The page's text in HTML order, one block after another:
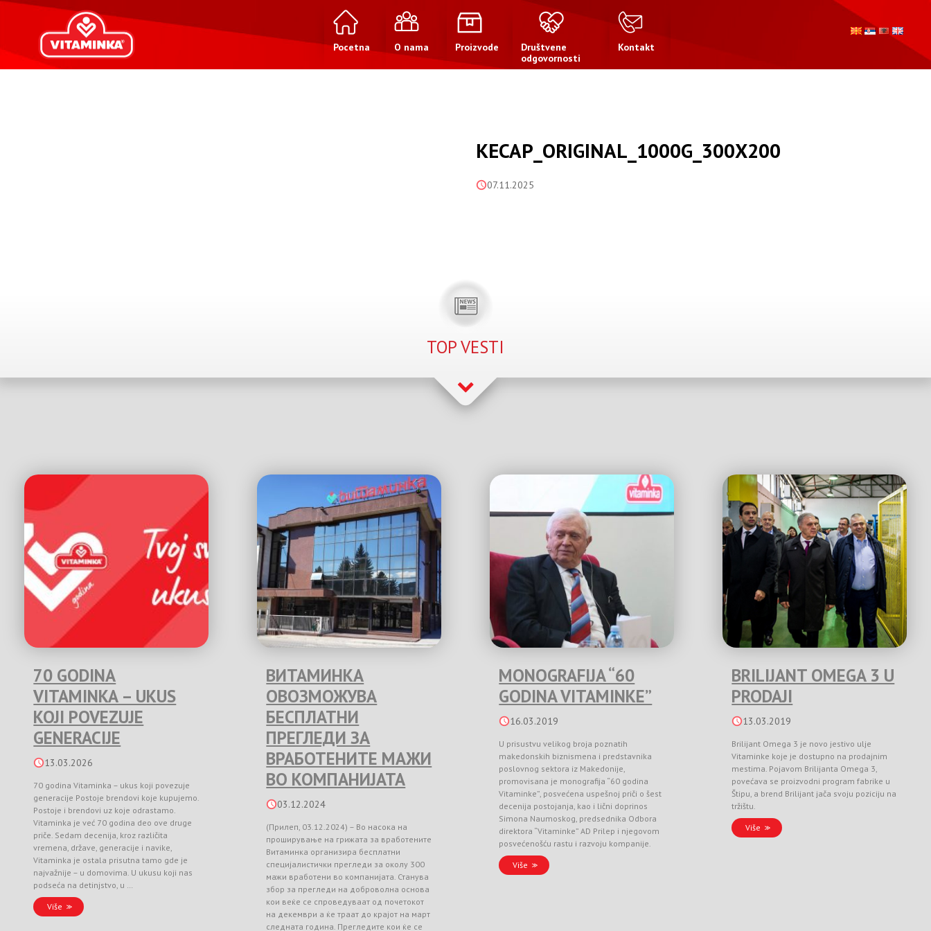
Pocetna O nama Proizvode
Društvene
odgovornosti
Kontakt
KECAP_ORIGINAL_1000G_300X200
07.11.2025
TOP VESTI
70 GODINA
VITAMINKA – UKUS
KOJI POVEZUJE
GENERACIJE
13.03.2026
70 godina Vitaminka – ukus koji povezuje
generacije Postoje brendovi koje kupujemo.
Postoje i brendovi uz koje odrastamo.
Vitaminka je već 70 godina deo ove druge
priče. Sedam decenija, kroz različita
vremena, države, generacije i navike,
Vitaminka je ostala prisutna tamo gde je
najvažnije – u domovima. U ukusu koji nas
podseća na detinjstvo, u …
Više
ВИТАМИНКА
ОВОЗМОЖУВА
БЕСПЛАТНИ
ПРЕГЛЕДИ ЗА
ВРАБОТЕНИТЕ МАЖИ
ВО КОМПАНИЈАТА
03.12.2024
(Прилеп, 03.12.2024) – Во насока на
проширување на грижата за вработените
Витаминка организира бесплатни
специјалистички прегледи за околу 300
мажи вработени во компанијата. Станува
збор за прегледи на доброволна основа
кои веќе се спроведуваат од почетокот
на декември а ќе траат до крајот на март
следната година. Прегледите кои ќе се
MONOGRAFIJA “60
GODINA VITAMINKE”
16.03.2019
U prisustvu velikog broja poznatih
makedonskih biznismena i predstavnika
poslovnog sektora iz Makedonije,
promovisana je monografija “60 godina
Vitaminke”, posvećena uspešnoj priči o šest
decenija postojanja, kao i lični doprinos
Simona Naumoskog, predsednika Odbora
direktora “Vitaminke” AD Prilep i njegovom
posvećenošću rastu i razvoju kompanije.
Više
BRILIJANT OMEGA 3 U
PRODAJI
13.03.2019
Brilijant Omega 3 je novo jestivo ulje
Vitaminke koje je dostupno na prodajnim
mestima. Pojavom Brilijanta Omega 3,
povećava se proizvodni program fabrike u
Štipu, a brend Brilijant jača svoju poziciju na
tržištu.
Više